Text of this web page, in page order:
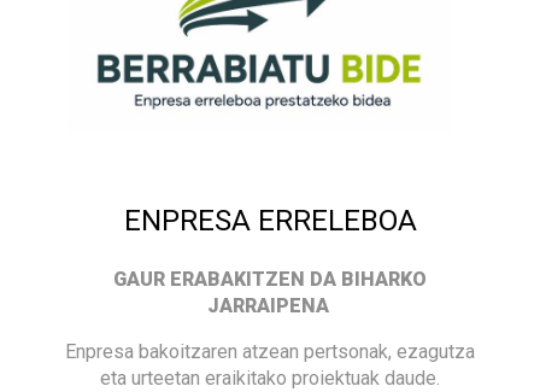
ENPRESA ERRELEBOA
GAUR ERABAKITZEN DA BIHARKO
JARRAIPENA
Enpresa bakoitzaren atzean pertsonak, ezagutza
eta urteetan eraikitako proiektuak daude.